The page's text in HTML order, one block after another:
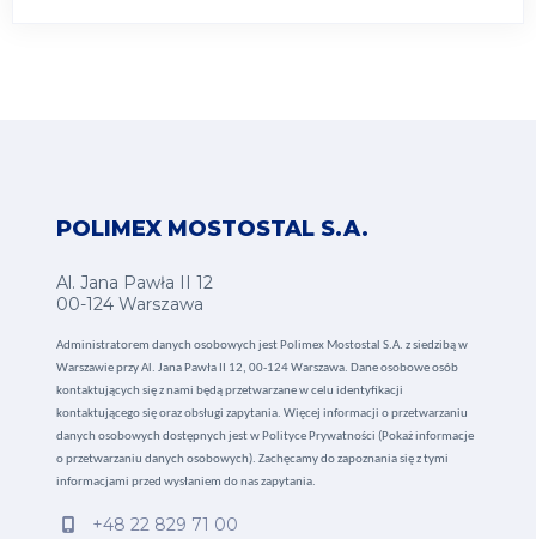
POLIMEX MOSTOSTAL S.A.
Al. Jana Pawła II 12
00-124 Warszawa
Administratorem danych osobowych jest Polimex Mostostal S.A. z siedzibą w
Warszawie przy Al. Jana Pawła II 12, 00-124 Warszawa. Dane osobowe osób
kontaktujących się z nami będą przetwarzane w celu identyfikacji
kontaktującego się oraz obsługi zapytania. Więcej informacji o przetwarzaniu
danych osobowych dostępnych jest w Polityce Prywatności (Pokaż informacje
o przetwarzaniu danych osobowych). Zachęcamy do zapoznania się z tymi
informacjami przed wysłaniem do nas zapytania.
+48 22 829 71 00